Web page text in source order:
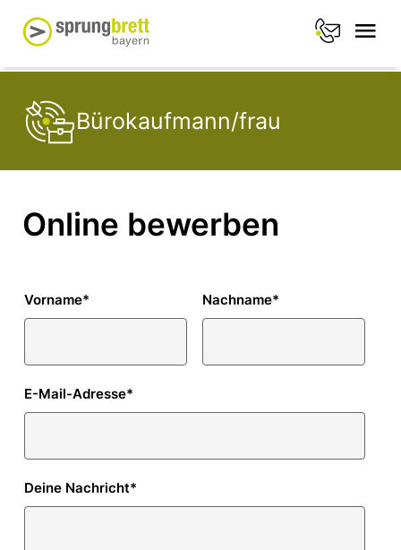
Bürokaufmann/frau
Online bewerben
Vorname* Nachname*
E-Mail-Adresse*
Deine Nachricht*